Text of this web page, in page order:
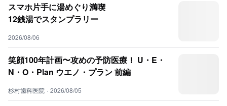
スマホ片手に湯めぐり満喫
12銭湯でスタンプラリー
2026/08/06
笑顔100年計画〜攻めの予防医療！ U・E・
N・O・Plan ウエノ・プラン 前編
杉村歯科医院 · 2026/08/05